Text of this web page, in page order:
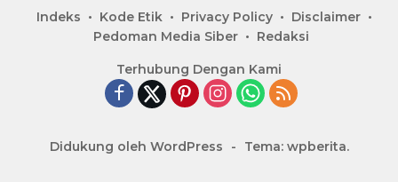
Indeks Kode Etik Privacy Policy
Disclaimer
Pedoman Media Siber
Redaksi
Terhubung Dengan Kami
Didukung oleh WordPress - Tema: wpberita.